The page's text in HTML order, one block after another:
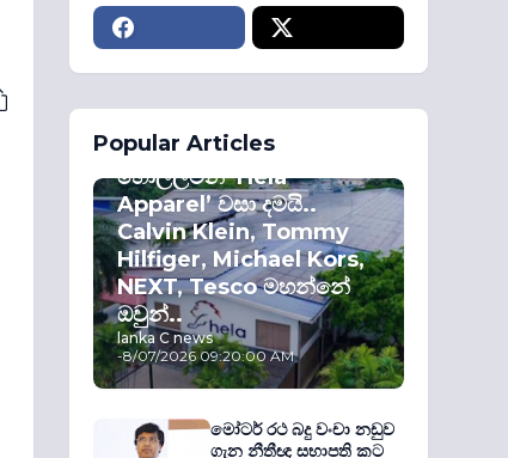
Popular Articles
කොළඹ කොටස්
හොල්ලමින් ‘Hela
Apparel’ වසා දමයි..
Calvin Klein, Tommy
Hilfiger, Michael Kors,
NEXT, Tesco මහන්නේ
ඔවුන්..
lanka C news
-8/07/2026 09:20:00 AM
මෝටර් රථ බදු වංචා නඩුව
ගැන නීතීඥ සභාපති කට